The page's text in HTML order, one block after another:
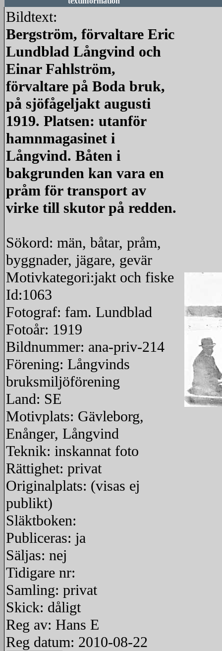
Bildtext:
Bergström, förvaltare Eric
Lundblad Långvind och
Einar Fahlström,
förvaltare på Boda bruk,
på sjöfågeljakt augusti
1919. Platsen: utanför
hamnmagasinet i
Långvind. Båten i
bakgrunden kan vara en
pråm för transport av
virke till skutor på redden.
Sökord: män, båtar, pråm,
byggnader, jägare, gevär
Motivkategori:jakt och fiske
Id:1063
Fotograf: fam. Lundblad
Fotoår: 1919
Bildnummer: ana-priv-214
Förening: Långvinds
bruksmiljöförening
Land: SE
Motivplats: Gävleborg,
Enånger, Långvind
Teknik: inskannat foto
Rättighet: privat
Originalplats: (visas ej
publikt)
Släktboken:
Publiceras: ja
Säljas: nej
Tidigare nr:
Samling: privat
Skick: dåligt
Reg av: Hans E
Reg datum: 2010-08-22